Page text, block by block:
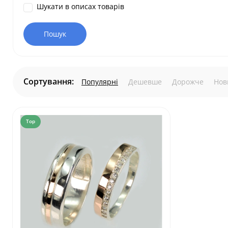
Шукати в описах товарів
Сортування: Популярні Дешевше Дорожче
Top